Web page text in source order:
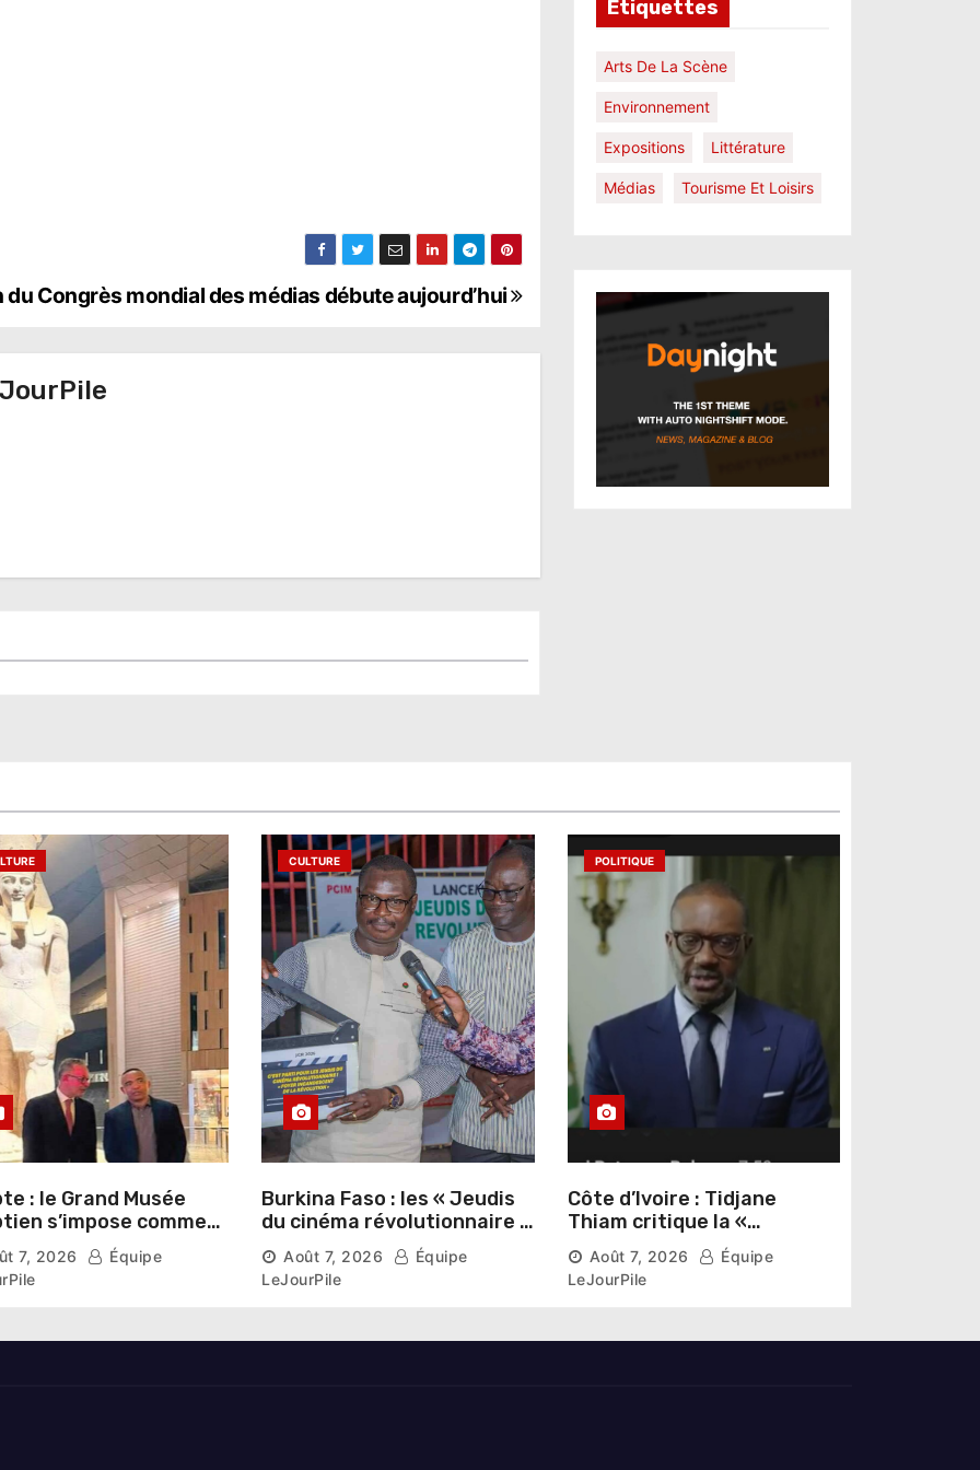
Congrès mondial des médias débute aujourd’hui
Étiquettes
Arts De La Scène
Environnement
Expositions Littérature
Médias Tourisme Et Loisirs
: le Grand Musée
s’impose comme
du patrimoine
auprès des
étrangers
7, 2026
Équipe
CULTURE
Burkina Faso : les « Jeudis
du cinéma révolutionnaire »
lancés au Mémorial Thomas
Sankara
Août 7, 2026
Équipe
LeJourPile
POLITIQUE
Côte d’Ivoire : Tidjane
Thiam critique la «
judiciarisation » de la
politique et appelle à
poursuivre l’apaisement
Août 7, 2026
Équipe
LeJourPile